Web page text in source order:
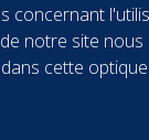
concernant
notre site nous
cette optique.